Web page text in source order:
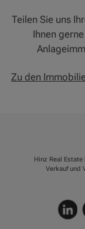
Teilen Sie uns
Ihnen
Zu den
Hinz Real
Verkauf und